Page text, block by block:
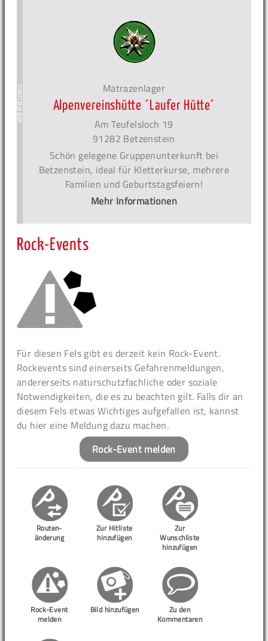
Matrazenlager
Alpenvereinshütte ´Laufer Hütte´
Am Teufelsloch 19
91282 Betzenstein
Schön gelegene Gruppenunterkunft bei
Betzenstein, ideal für Kletterkurse, mehrere
Familien und Geburtstagsfeiern!
Mehr Informationen
Rock-Events
Für diesen Fels gibt es derzeit kein Rock-Event.
Rockevents sind einerseits Gefahrenmeldungen,
andererseits naturschutzfachliche oder soziale
Notwendigkeiten, die es zu beachten gilt. Falls dir an
diesem Fels etwas Wichtiges aufgefallen ist, kannst
du hier eine Meldung dazu machen.
Rock-Event melden
Routen-
änderung
Zur Hitliste
hinzufügen
Zur
Wunschliste
hinzufügen
Rock-Event
melden
Bild hinzufügen
Zu den
Kommentaren